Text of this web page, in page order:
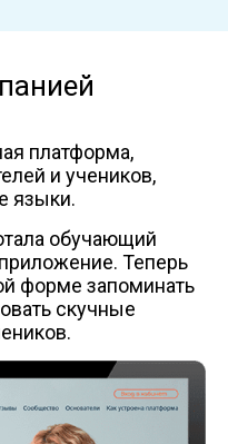
платформа,
и учеников,
языки.
обучающий
Теперь
форме запоминать
скучные